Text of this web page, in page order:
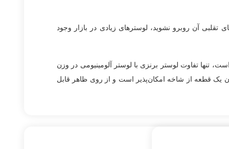
تقلبی آن روبرو نشوید، لوسترهای زیادی در بازار وجود
تنها تفاوت لوستر برنزی با لوستر آلومینیومی در وزن
یک قطعه از شاخه امکان‌پذیر است و از روی ظاهر قابل